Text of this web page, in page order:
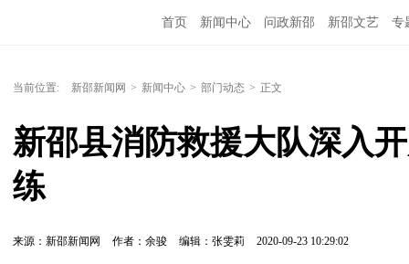
首页 新闻中心 问政新邵 新邵文艺 专
当前位置: 新邵新闻网 > 新闻中心 > 部门动态 > 正文
新邵县消防救援大队深入
练
来源：新邵新闻网 作者：余骏 编辑：张雯莉 2020-09-23 10:29:02